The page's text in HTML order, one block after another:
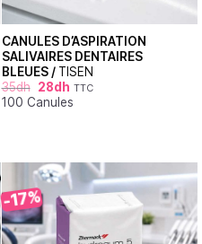
CANULES D’ASPIRATION
SALIVAIRES DENTAIRES
BLEUES / TISEN
35dh 28dh TTC
100 Canules
-17%